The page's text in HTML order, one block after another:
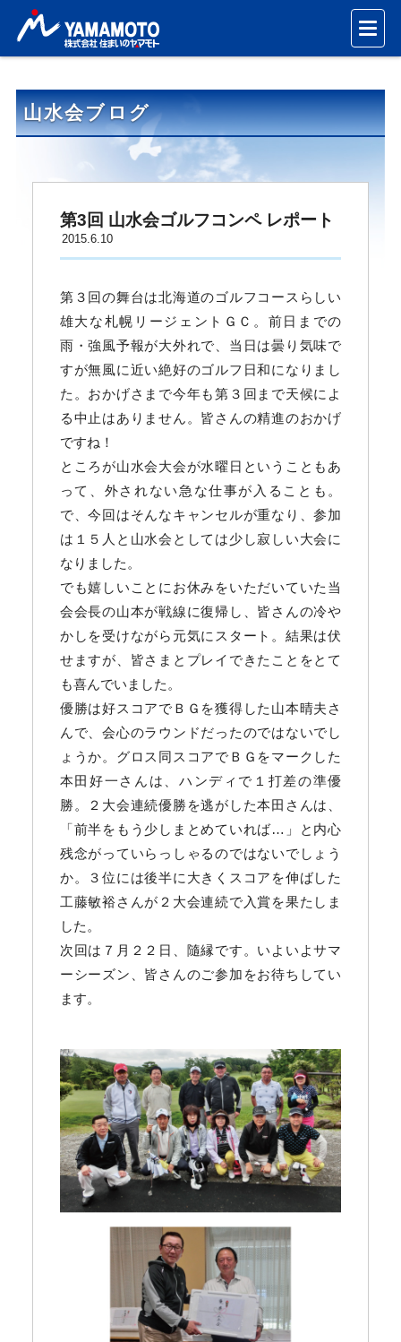
山水会ブログ
第3回 山水会ゴルフコンペ レポート
2015.6.10
第３回の舞台は北海道のゴルフコースらしい
雄大な札幌リージェントＧＣ。前日までの
雨・強風予報が大外れで、当日は曇り気味で
すが無風に近い絶好のゴルフ日和になりまし
た。おかげさまで今年も第３回まで天候によ
る中止はありません。皆さんの精進のおかげ
ですね！
ところが山水会大会が水曜日ということもあ
って、外されない急な仕事が入ることも。
で、今回はそんなキャンセルが重なり、参加
は１５人と山水会としては少し寂しい大会に
なりました。
でも嬉しいことにお休みをいただいていた当
会会長の山本が戦線に復帰し、皆さんの冷や
かしを受けながら元気にスタート。結果は伏
せますが、皆さまとプレイできたことをとて
も喜んでいました。
優勝は好スコアでＢＧを獲得した山本晴夫さ
んで、会心のラウンドだったのではないでし
ょうか。グロス同スコアでＢＧをマークした
本田好一さんは、ハンディで１打差の準優
勝。２大会連続優勝を逃がした本田さんは、
「前半をもう少しまとめていれば…」と内心
残念がっていらっしゃるのではないでしょう
か。３位には後半に大きくスコアを伸ばした
工藤敏裕さんが２大会連続で入賞を果たしま
した。
次回は７月２２日、隨縁です。いよいよサマ
ーシーズン、皆さんのご参加をお待ちしてい
ます。